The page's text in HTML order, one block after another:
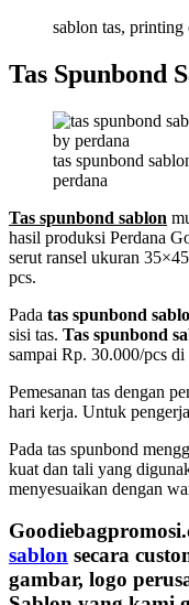
sablon tas, printing
Tas Spunbond
tas spunbond
perdana
Tas spunbond sablon
hasil produksi Perdana
serut ransel ukuran
pcs.
Pada tas spunbond
sisi tas. Tas spunbond
sampai Rp. 30.000/pcs
Pemesanan tas dengan
hari kerja. Untuk
Pada tas spunbond
kuat dan tali yang
menyesuaikan dengan
sablon secara
gambar, logo